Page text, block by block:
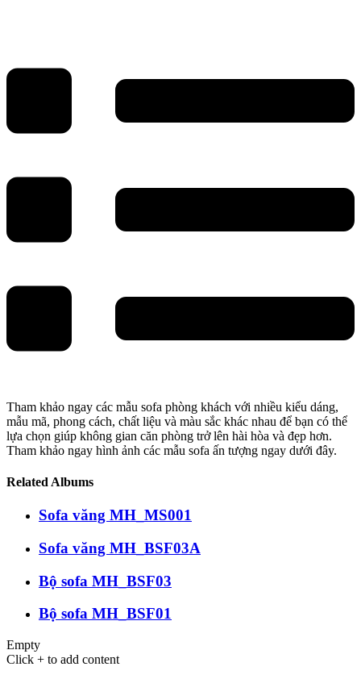
Tham khảo ngay các mẫu sofa phòng khách với nhiều kiểu dáng,
mẫu mã, phong cách, chất liệu và màu sắc khác nhau để bạn có thể
lựa chọn giúp không gian căn phòng trở lên hài hòa và đẹp hơn.
Tham khảo ngay hình ảnh các mẫu sofa ấn tượng ngay dưới đây.
Related Albums
Sofa văng MH_MS001
Sofa văng MH_BSF03A
Bộ sofa MH_BSF03
Bộ sofa MH_BSF01
Empty
Click + to add content